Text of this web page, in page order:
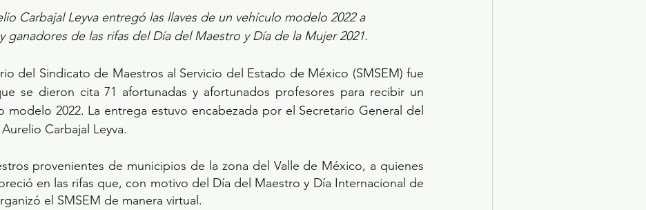
Carbajal Leyva entregó las llaves de un vehículo modelo 2022 a
ganadores de las rifas del Día del Maestro y Día de la Mujer 2021.
del Sindicato de Maestros al Servicio del Estado de México (SMSEM) fue
se dieron cita 71 afortunadas y afortunados profesores para recibir un
modelo 2022. La entrega estuvo encabezada por el Secretario General del
Carbajal Leyva.
provenientes de municipios de la zona del Valle de México, a quienes
en las rifas que, con motivo del Día del Maestro y Día Internacional de
el SMSEM de manera virtual.